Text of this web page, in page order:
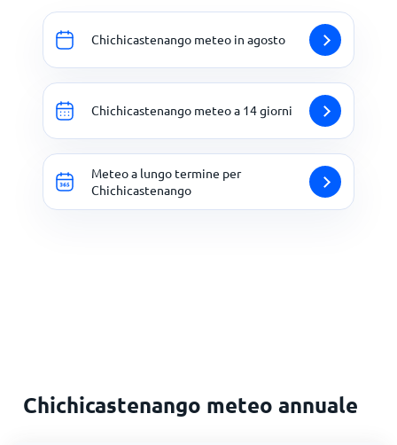
Chichicastenango meteo in agosto
Chichicastenango meteo a 14 giorni
Meteo a lungo termine per
Chichicastenango
Chichicastenango meteo annuale